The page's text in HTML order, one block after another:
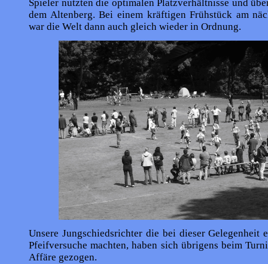
Spieler nutzten die optimalen Platzverhältnisse und
dem Altenberg. Bei einem kräftigen Frühstück am
war die Welt dann auch gleich wieder in Ordnung.
Unsere Jungschiedsrichter die bei dieser Gelegenheit
Pfeifversuche machten, haben sich übrigens beim
Affäre gezogen.